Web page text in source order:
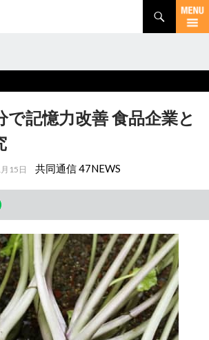
で記憶力改善 食品企業と
15日 共同通信 47NEWS